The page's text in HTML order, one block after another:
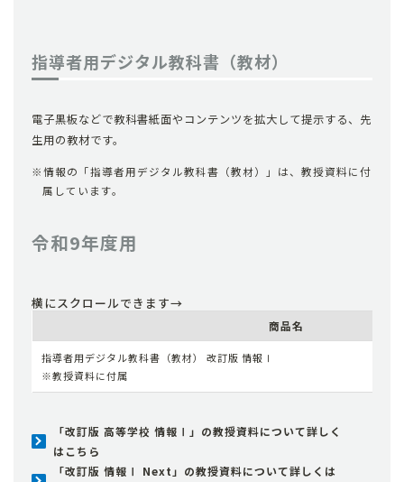
指導者用デジタル教科書（教材）
電子黒板などで教科書紙面やコンテンツを拡大して提示する、先
生用の教材です。
情報の「指導者用デジタル教科書（教材）」は、教授資料に付
属しています。
令和9年度用
商品名
指導者用デジタル教科書（教材） 改訂版 情報Ⅰ
※教授資料に付属
「改訂版 高等学校 情報Ⅰ」の教授資料について詳しく
はこちら
「改訂版 情報Ⅰ Next」の教授資料について詳しくは